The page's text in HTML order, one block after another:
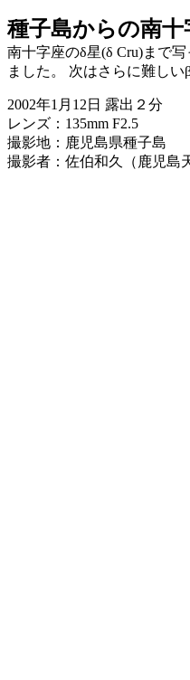
種子島からの南十
南十字座のδ星(δ Cru)まで
ました。 次はさらに難しい
2002年1月12日 露出２分
レンズ：135mm F2.5
撮影地：鹿児島県種子島
撮影者：佐伯和久（鹿児島